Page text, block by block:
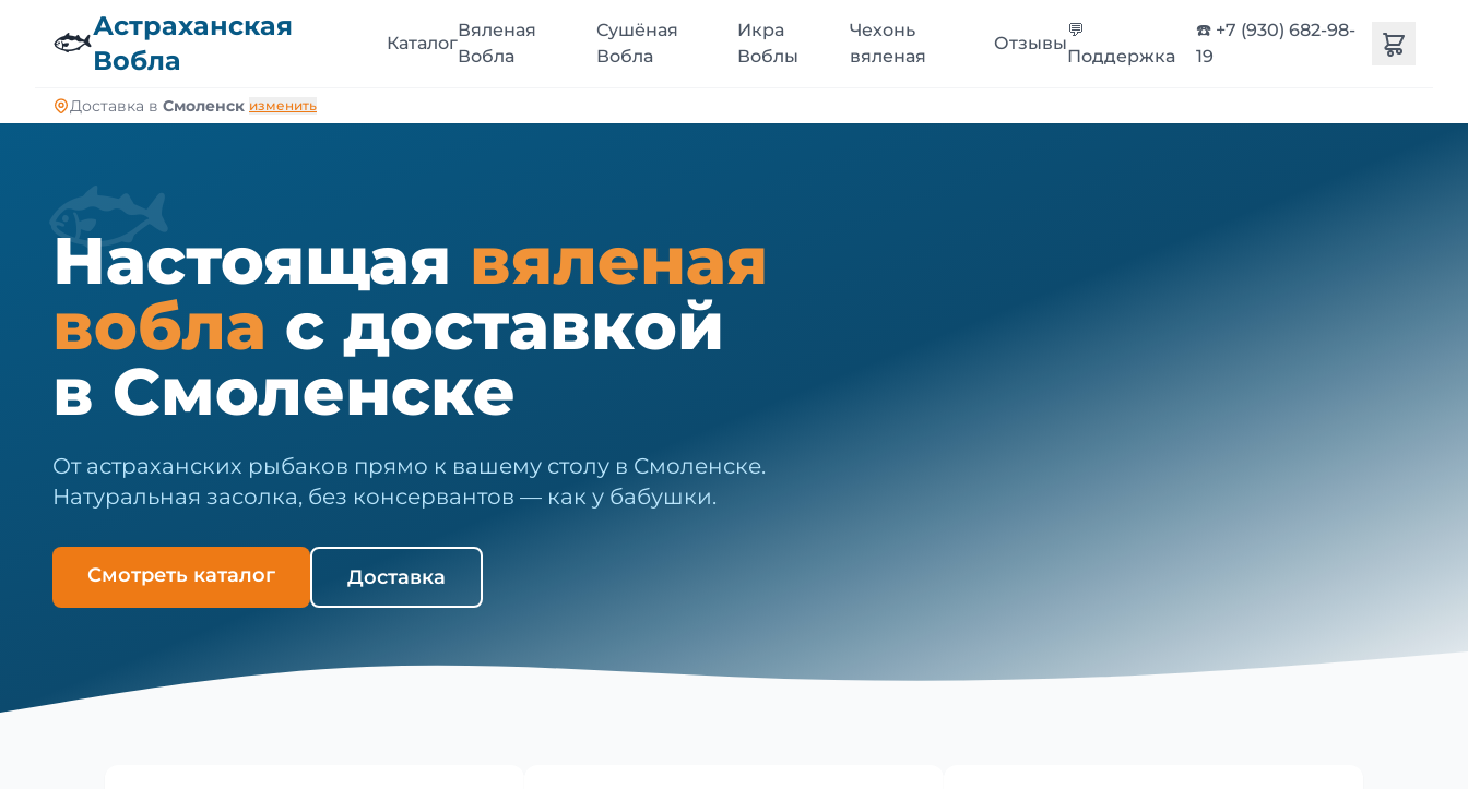
🐟Астраханская
Вобла
Каталог
Вяленая
Вобла
Сушёная
Вобла
Икра
Воблы
Чехонь
вяленая
Отзывы
💬
Поддержка
☎️ +7 (930) 682-98-
19
Доставка в Смоленск изменить
🐟
Настоящая вяленая
вобла с доставкой
в Смоленске
От астраханских рыбаков прямо к вашему столу в Смоленске.
Натуральная засолка, без консервантов — как у бабушки.
Смотреть каталог Доставка